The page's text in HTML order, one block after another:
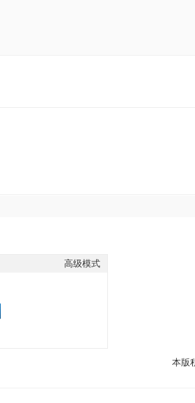
高级模式
本版